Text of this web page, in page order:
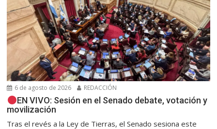
6 de agosto de 2026 REDACCIÓN
EN VIVO: Sesión en el Senado debate, votación y
movilización
Tras el revés a la Ley de Tierras, el Senado sesiona este